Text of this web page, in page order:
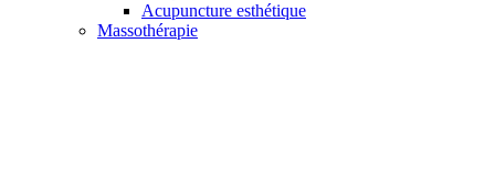
Acupuncture esthétique
Massothérapie